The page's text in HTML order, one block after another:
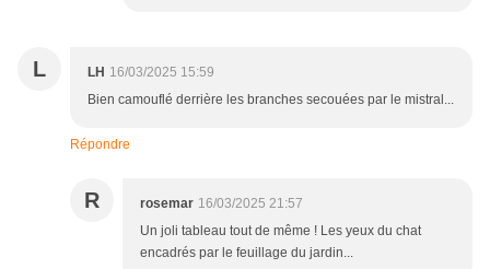
L LH 16/03/2025 15:59
Bien camouflé derrière les branches secouées par le mistral...
Répondre
R rosemar 16/03/2025 21:57
Un joli tableau tout de même ! Les yeux du chat
encadrés par le feuillage du jardin...